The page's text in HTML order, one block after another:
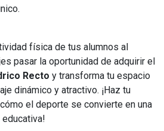
física de tus alumnos al
pasar la oportunidad de adquirir el
Recto y transforma tu espacio
dinámico y atractivo. ¡Haz tu
el deporte se convierte en una